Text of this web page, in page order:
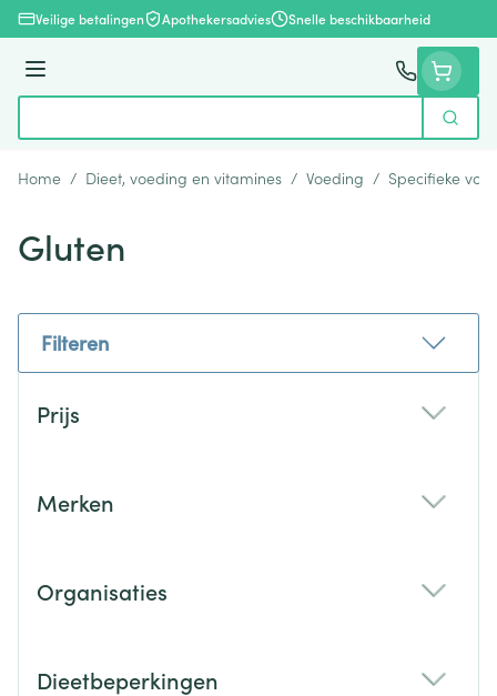
Ga naar de inhoud
Veilige betalingen Apothekersadvies Snelle beschikbaarheid
Menu
Zoek
Home / Dieet, voeding en vitamines / Voeding / Specifieke
Gluten
Filteren
Prijs
Merken
Organisaties
Dieetbeperkingen